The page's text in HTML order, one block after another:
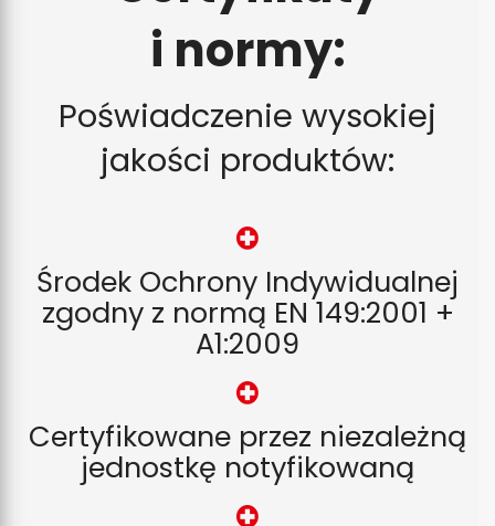
i normy:
Poświadczenie wysokiej
jakości produktów:
Środek Ochrony Indywidualnej
zgodny z normą EN 149:2001 +
A1:2009
Certyfikowane przez niezależną
jednostkę notyfikowaną